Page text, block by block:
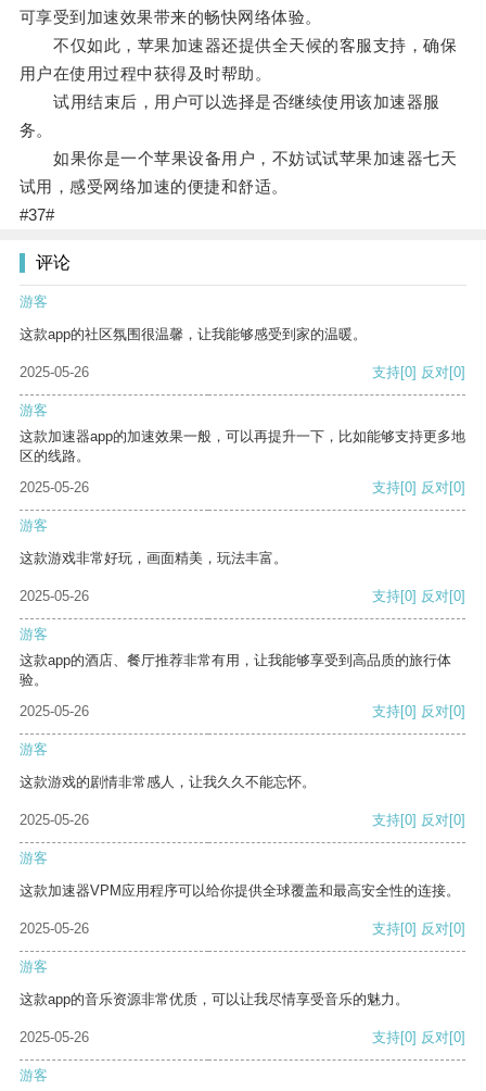
可享受到加速效果带来的畅快网络体验。
不仅如此，苹果加速器还提供全天候的客服支持，确保
用户在使用过程中获得及时帮助。
试用结束后，用户可以选择是否继续使用该加速器服
务。
如果你是一个苹果设备用户，不妨试试苹果加速器七天
试用，感受网络加速的便捷和舒适。
#37#
评论
游客
这款app的社区氛围很温馨，让我能够感受到家的温暖。
2025-05-26 支持[0] 反对[0]
游客
这款加速器app的加速效果一般，可以再提升一下，比如能够支持更多地
区的线路。
2025-05-26
支持[0] 反对[0]
游客
这款游戏非常好玩，画面精美，玩法丰富。
2025-05-26 支持[0] 反对[0]
游客
这款app的酒店、餐厅推荐非常有用，让我能够享受到高品质的旅行体
验。
2025-05-26
支持[0] 反对[0]
游客
这款游戏的剧情非常感人，让我久久不能忘怀。
2025-05-26 支持[0] 反对[0]
游客
这款加速器VPM应用程序可以给你提供全球覆盖和最高安全性的连接。
2025-05-26 支持[0] 反对[0]
游客
这款app的音乐资源非常优质，可以让我尽情享受音乐的魅力。
2025-05-26 支持[0] 反对[0]
游客